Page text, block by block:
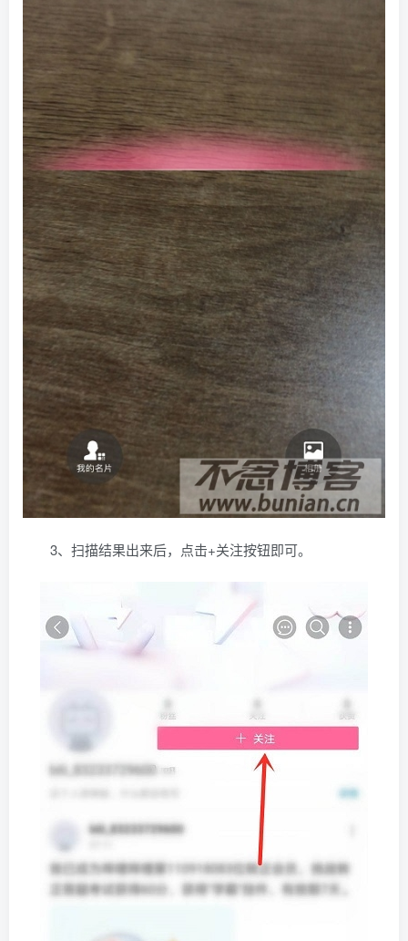
3、扫描结果出来后，点击+关注按钮即可。